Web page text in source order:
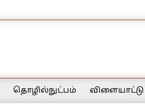
தொழில்நுட்பம் விளையாட்டு